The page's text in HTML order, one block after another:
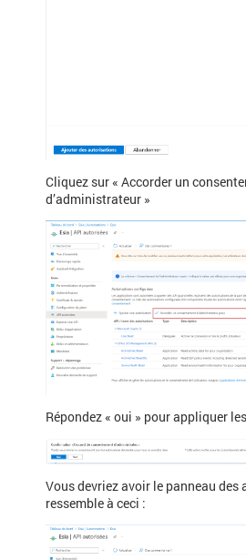
Cliquez sur « Accorder un
d’administrateur »
Répondez « oui » pour appliquer
Vous devriez avoir le panneau
ressemble à ceci :